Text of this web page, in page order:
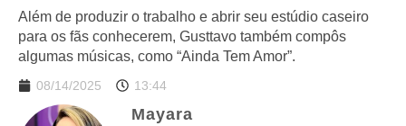
Além de produzir o trabalho e abrir seu estúdio caseiro
para os fãs conhecerem, Gusttavo também compôs
algumas músicas, como “Ainda Tem Amor”.
08/14/2025 13:44
Mayara